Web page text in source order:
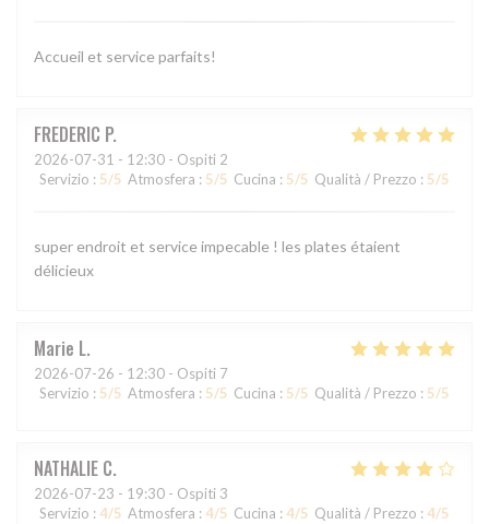
Accueil et service parfaits!
FREDERIC P
2026-07-31 - 12:30 - Ospiti 2
Servizio : 5/5 Atmosfera : 5/5 Cucina : 5/5 Qualità / Prezzo : 5/5
super endroit et service impecable ! les plates étaient
délicieux
Marie L
2026-07-26 - 12:30 - Ospiti 7
Servizio : 5/5 Atmosfera : 5/5 Cucina : 5/5 Qualità / Prezzo : 5/5
NATHALIE C
2026-07-23 - 19:30 - Ospiti 3
Servizio : 4/5 Atmosfera : 4/5 Cucina : 4/5 Qualità / Prezzo : 4/5